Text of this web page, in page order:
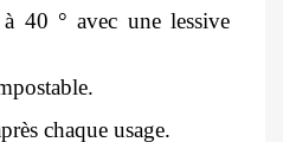
40 ° avec une lessive
chaque usage.